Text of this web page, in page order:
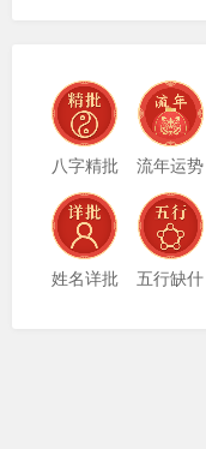
八字精批 流年运势
姓名详批
五行缺什